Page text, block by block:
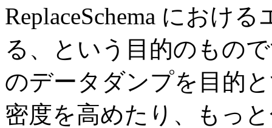
ReplaceSchema におけ
る、という目的のもの
のデータダンプを目的
密度を高めたり、もっ